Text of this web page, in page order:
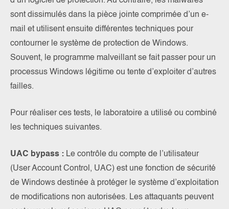
sont dissimulés dans la pièce jointe comprimée d’un e-
mail et utilisent ensuite différentes techniques pour
contourner le système de protection de Windows.
Souvent, le programme malveillant se fait passer pour un
processus Windows légitime ou tente d’exploiter d’autres
failles.
Pour réaliser ces tests, le laboratoire a utilisé ou combiné
les techniques suivantes.
UAC bypass : Le contrôle du compte de l’utilisateur
(User Account Control, UAC) est une fonction de sécurité
de Windows destinée à protéger le système d’exploitation
de modifications non autorisées. Les attaquants peuvent